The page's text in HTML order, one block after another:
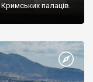
палаців.